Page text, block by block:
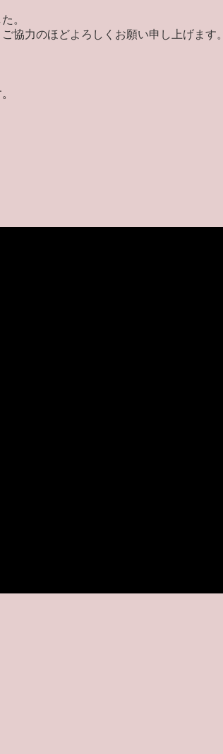
。
協力のほどよろしくお願い申し上げます。